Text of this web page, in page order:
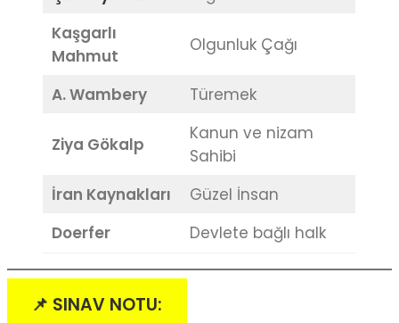
Kaşgarlı
Mahmut
Olgunluk Çağı
A. Wambery Türemek
Ziya Gökalp
Kanun ve nizam
Sahibi
İran Kaynakları
Güzel İnsan
Doerfer
Devlete bağlı halk
📌 SINAV NOTU: